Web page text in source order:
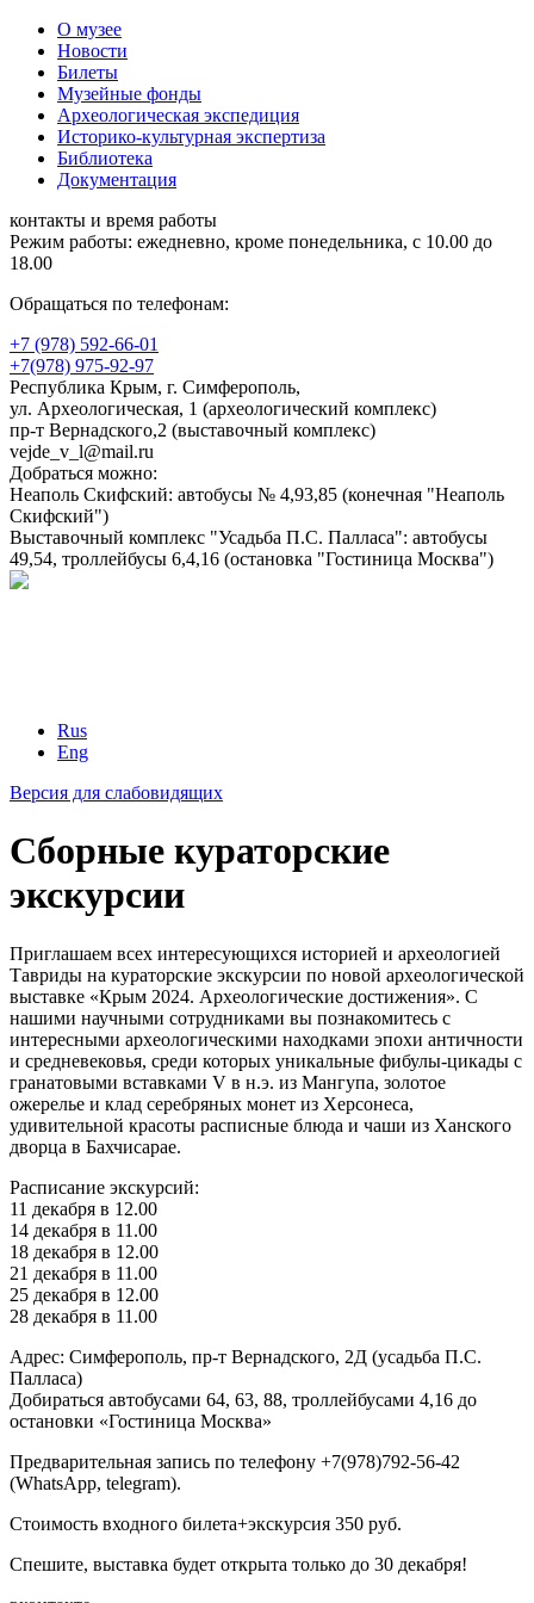
О музее
Новости
Билеты
Музейные фонды
Археологическая экспедиция
Историко-культурная экспертиза
Библиотека
Документация
контакты и время работы
Режим работы: ежедневно, кроме понедельника, с 10.00 до
18.00
Обращаться по телефонам:
+7 (978) 592-66-01
+7(978) 975-92-97
Республика Крым, г. Симферополь,
ул. Археологическая, 1 (археологический комплекс)
пр-т Вернадского,2 (выставочный комплекс)
vejde_v_l@mail.ru
Добраться можно:
Неаполь Скифский: автобусы № 4,93,85 (конечная "Неаполь
Скифский")
Выставочный комплекс "Усадьба П.С. Палласа": автобусы
49,54, троллейбусы 6,4,16 (остановка "Гостиница Москва")
Rus
Eng
Версия для слабовидящих
Сборные кураторские
экскурсии
Приглашаем всех интересующихся историей и археологией
Тавриды на кураторские экскурсии по новой археологической
выставке «Крым 2024. Археологические достижения». С
нашими научными сотрудниками вы познакомитесь с
интересными археологическими находками эпохи античности
и средневековья, среди которых уникальные фибулы-цикады с
гранатовыми вставками V в н.э. из Мангупа, золотое
ожерелье и клад серебряных монет из Херсонеса,
удивительной красоты расписные блюда и чаши из Ханского
дворца в Бахчисарае.
Расписание экскурсий:
11 декабря в 12.00
14 декабря в 11.00
18 декабря в 12.00
21 декабря в 11.00
25 декабря в 12.00
28 декабря в 11.00
Адрес: Симферополь, пр-т Вернадского, 2Д (усадьба П.С.
Палласа)
Добираться автобусами 64, 63, 88, троллейбусами 4,16 до
остановки «Гостиница Москва»
Предварительная запись по телефону +7(978)792-56-42
(WhatsApp, telegram).
Стоимость входного билета+экскурсия 350 руб.
Спешите, выставка будет открыта только до 30 декабря!